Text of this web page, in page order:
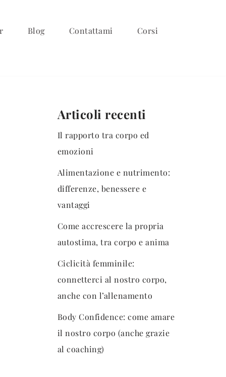
Blog Contattami Corsi
Articoli recenti
Il rapporto tra corpo ed
emozioni
Alimentazione e nutrimento:
differenze, benessere e
vantaggi
Come accrescere la propria
autostima, tra corpo e anima
Ciclicità femminile:
connetterci al nostro corpo,
anche con l’allenamento
Body Confidence: come amare
il nostro corpo (anche grazie
al coaching)